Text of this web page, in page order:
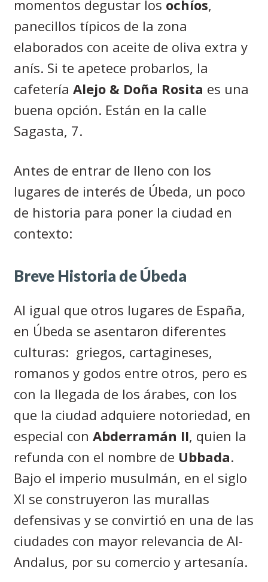
momentos degustar los ochíos,
panecillos típicos de la zona
elaborados con aceite de oliva extra y
anís. Si te apetece probarlos, la
cafetería Alejo & Doña Rosita es una
buena opción. Están en la calle
Sagasta, 7.
Antes de entrar de lleno con los
lugares de interés de Úbeda, un poco
de historia para poner la ciudad en
contexto:
Breve Historia de Úbeda
Al igual que otros lugares de España,
en Úbeda se asentaron diferentes
culturas: griegos, cartagineses,
romanos y godos entre otros, pero es
con la llegada de los árabes, con los
que la ciudad adquiere notoriedad, en
especial con Abderramán II, quien la
refunda con el nombre de Ubbada.
Bajo el imperio musulmán, en el siglo
XI se construyeron las murallas
defensivas y se convirtió en una de las
ciudades con mayor relevancia de Al-
Andalus, por su comercio y artesanía.